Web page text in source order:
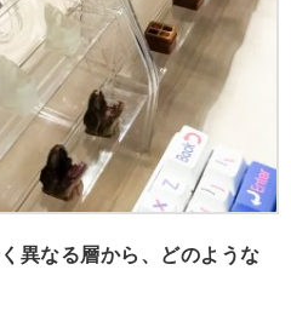
異なる層から、どのような